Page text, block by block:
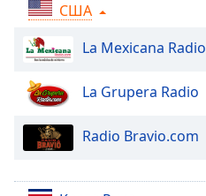
subtitles
settings
opens
settings
dialog
subtitles
off,
США
La Mexicana Radio
La Grupera Radio
Radio Bravio.com